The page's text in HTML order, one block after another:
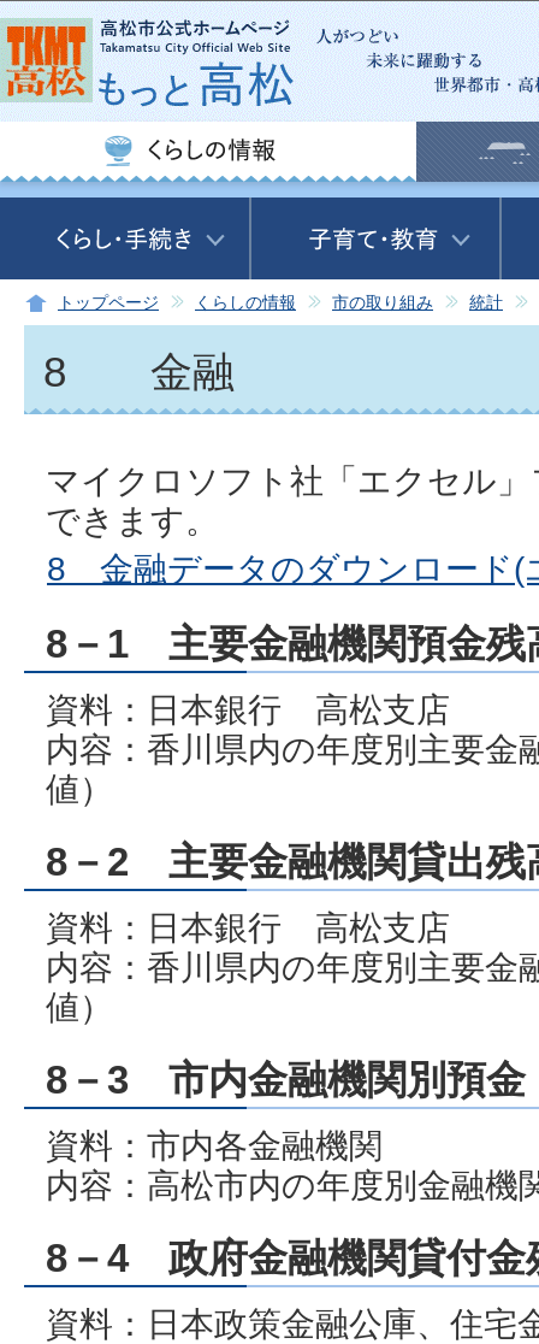
この
トップページ くらしの情報 市の取り組み 統計
8 金融
マイクロソフト社「エクセル
できます。
8 金融データのダウンロード(
8－1 主要金融機関預金残
資料：日本銀行 高松支店
内容：香川県内の年度別主要金
値）
8－2 主要金融機関貸出残
資料：日本銀行 高松支店
内容：香川県内の年度別主要金
値）
8－3 市内金融機関別預金
資料：市内各金融機関
内容：高松市内の年度別金融機
8－4 政府金融機関貸付金
資料：日本政策金融公庫、住宅